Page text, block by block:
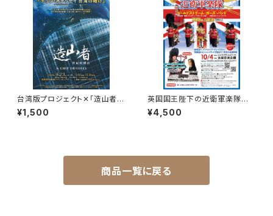
台湾版プロジェクト✕「造山者」
ー枚のチップが、世界を変えるー
ドキュメンタリー上映
¥1,500
英国国王陛下の近衛軍楽隊 B
席 ご希望の席をご指定くださ
い。
¥4,500
商品一覧に戻る